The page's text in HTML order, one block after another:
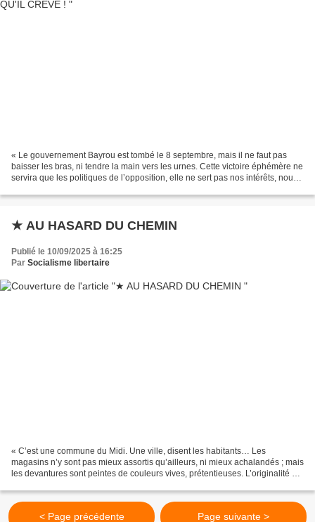
« Le gouvernement Bayrou est tombé le 8 septembre, mais il ne faut pas
baisser les bras, ni tendre la main vers les urnes. Cette victoire éphémère ne
servira que les politiques de l’opposition, elle ne sert pas nos intérêts, nous
★ AU HASARD DU CHEMIN
Publié le 10/09/2025 à 16:25
Par Socialisme libertaire
« C’est une commune du Midi. Une ville, disent les habitants… Les
magasins n’y sont pas mieux assortis qu’ailleurs, ni mieux achalandés ; mais
les devantures sont peintes de couleurs vives, prétentieuses. L’originalité se
< Page précédente Page suivante >